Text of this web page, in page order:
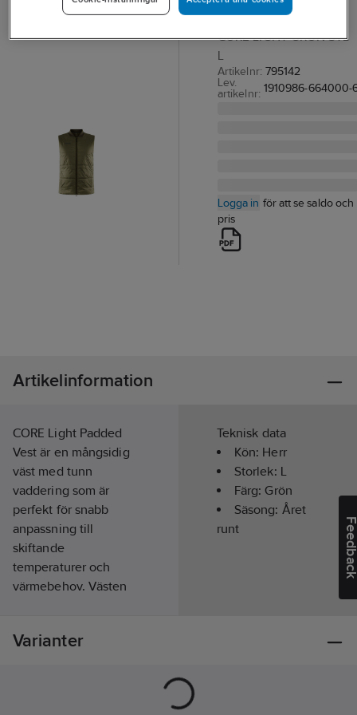
VÄST CRAFT 1910986
CORE LIGHT GRÖN STL
L
Artikelnr: 795142
Lev.
artikelnr: 1910986-664000-
Logga in för att se saldo och
pris
Artikelinformation
CORE Light Padded
Vest är en mångsidig
väst med tunn
vaddering som är
perfekt för snabb
anpassning till
skiftande
temperaturer och
värmebehov. Västen
och vaddering av
Teknisk data
Kön: Herr
Storlek: L
Färg:Grön
Säsong: Året
runt
Varianter